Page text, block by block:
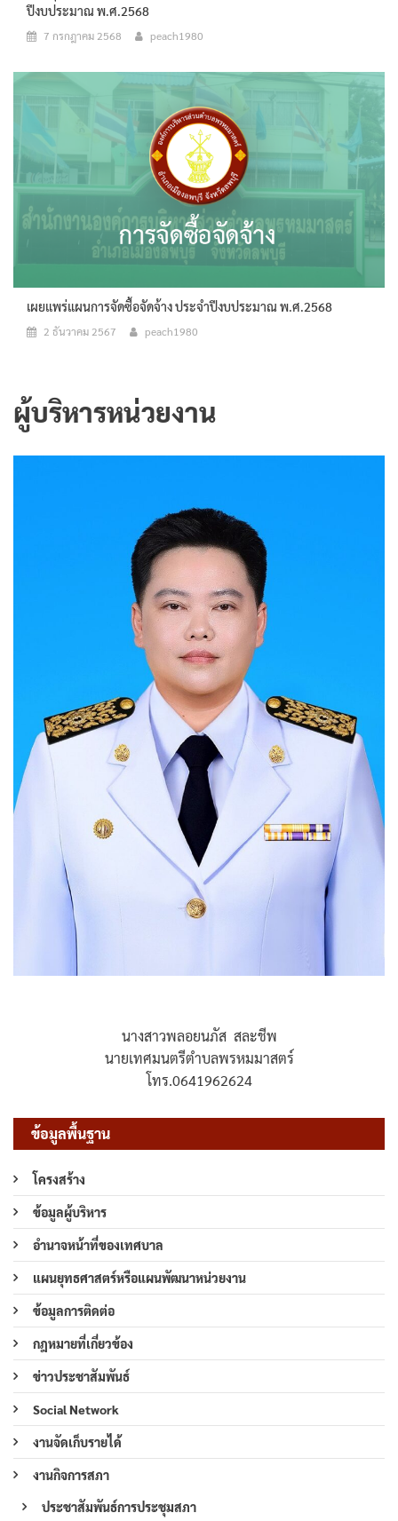
ปีงบประมาณ พ.ศ.2568
7 กรกฎาคม 2568 peach1980
เผยแพร่แผนการจัดซื้อจัดจ้าง ประจำปีงบประมาณ พ.ศ.2568
2 ธันวาคม 2567 peach1980
ผู้บริหารหน่วยงาน
นางสาวพลอยนภัส สละชีพ
นายเทศมนตรีตำบลพรหมมาสตร์
โทร.0641962624
ข้อมูลพื้นฐาน
โครงสร้าง
ข้อมูลผู้บริหาร
อำนาจหน้าที่ของเทศบาล
แผนยุทธศาสตร์หรือแผนพัฒนาหน่วยงาน
ข้อมูลการติดต่อ
กฎหมายที่เกี่ยวข้อง
ข่าวประชาสัมพันธ์
Social Network
งานจัดเก็บรายได้
งานกิจการสภา
ประชาสัมพันธ์การประชุมสภา